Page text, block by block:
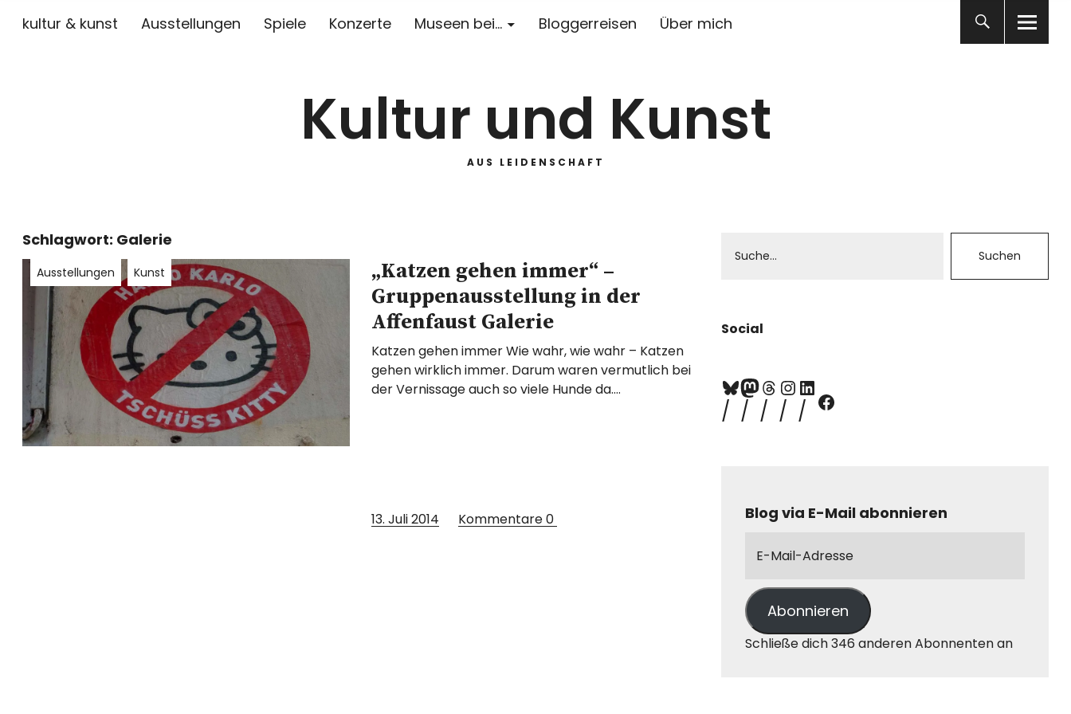
kultur & kunst Ausstellungen Spiele Konzerte Museen bei… Bloggerreisen Über mich
Kultur und Kunst
AUS LEIDENSCHAFT
Schlagwort: Galerie
Ausstellungen Kunst
„Katzen gehen immer“ –
Gruppenausstellung in der
Affenfaust Galerie
Katzen gehen immer Wie wahr, wie wahr – Katzen
gehen wirklich immer. Darum waren vermutlich bei
der Vernissage auch so viele Hunde da.…
13. Juli 2014 Kommentare0
Social
Blog via E-Mail abonnieren
Abonnieren
Schließe dich 346 anderen Abonnenten an